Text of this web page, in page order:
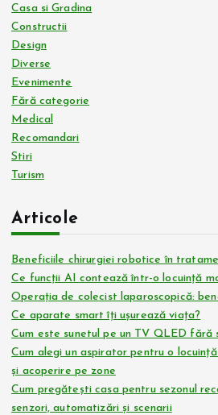
Casa si Gradina
Constructii
Design
Diverse
Evenimente
Fără categorie
Medical
Recomandari
Stiri
Turism
Articole
Beneficiile chirurgiei robotice în
Ce funcții AI contează într-o locuință
Operația de colecist laparoscopică:
Ce aparate smart îți ușurează viața?
Cum este sunetul pe un TV QLED fără
Cum alegi un aspirator pentru o
și acoperire pe zone
Cum pregătești casa pentru sezonul
senzori, automatizări și scenarii